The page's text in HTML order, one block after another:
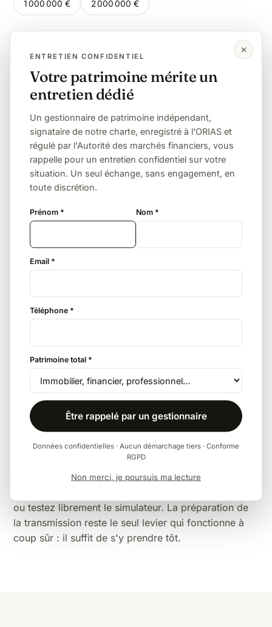
1 000 000 € 2 000 000 €
Même montant, autre lien de parenté
Enfant Petit-enfant Frère / sœur
Neveu / nièce Sans lien (concubin, ami)
L'exonération totale, sous conditions
Un frère ou une sœur est totalement exonéré s'il
remplit trois conditions cumulatives : avoir vécu avec
être célibataire, veuf ou divorcé, et avoir plus de
L'assurance vie
Avec 152 500 € d'abattement par bénéficiaire puis
20 % (primes avant 70 ans), l'assurance vie divise
généralement la facture par deux ou plus face au
barème à 35/45 %.
La donation anticipée
L'abattement de 15 932 € entre frères et sœurs se
reconstitue tous les 15 ans en donation — modeste,
mais cumulable avec les autres leviers.
Pour la vision d'ensemble — barèmes complets,
abattements par lien de parenté, exonérations —
ou testez librement le simulateur. La préparation de
la transmission reste le seul levier qui fonctionne à
coup sûr : il suffit de s'y prendre tôt.
ENTRETIEN CONFIDENTIEL
Votre patrimoine mérite un
entretien dédié
Un gestionnaire de patrimoine indépendant,
signataire de notre charte, enregistré à l'ORIAS et
régulé par l'Autorité des marchés financiers, vous
rappelle pour un entretien confidentiel sur votre
situation. Un seul échange, sans engagement, en
toute discrétion.
Prénom * Nom *
Email *
Téléphone *
Patrimoine total *
Être rappelé par un gestionnaire
Données confidentielles · Aucun démarchage tiers · Conforme
RGPD
Non merci, je poursuis ma lecture